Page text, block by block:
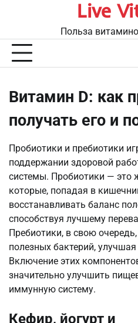
Live
Польза
Витамин D: как
получать его и
Пробиотики и пребиотики
поддержании здоровой
системы. Пробиотики —
которые, попадая в
восстанавливать баланс
способствуя лучшему
Пребиотики, в свою
полезных бактерий,
Включение этих
значительно улучшить
иммунную систему.
Кефир, йогурт и